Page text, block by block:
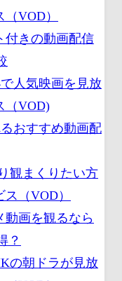
VOD）
付きの動画配信
人気映画を見放
（VOD)
おすすめ動画配
観まくりたい方
（VOD）
動画を観るなら
？
の朝ドラが見放